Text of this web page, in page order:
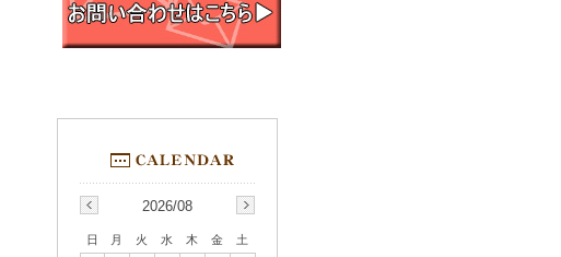
2026/08
日 月 火 水 木 金
土